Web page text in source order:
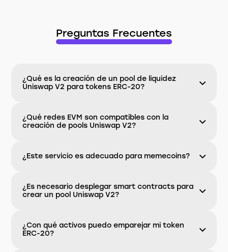
Preguntas Frecuentes
¿Qué es la creación de un pool de liquidez
Uniswap V2 para tokens ERC-20?
¿Qué redes EVM son compatibles con la
creación de pools Uniswap V2?
¿Este servicio es adecuado para memecoins?
¿Es necesario desplegar smart contracts para
crear un pool Uniswap V2?
¿Con qué activos puedo emparejar mi token
ERC-20?